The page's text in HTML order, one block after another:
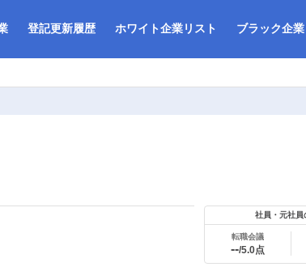
登記更新履歴 ホワイト企業リスト ブラック企業
社員・元社員
転職会議
--/5.0点